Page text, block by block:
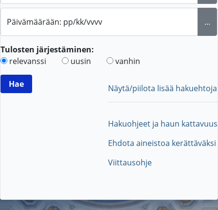
Päivämäärään: pp/kk/vvvv ...
Tulosten järjestäminen:
relevanssi
uusin vanhin
Näytä/piilota lisää hakuehtoja
Hakuohjeet ja haun kattavuus
Ehdota aineistoa kerättäväksi
Viittausohje